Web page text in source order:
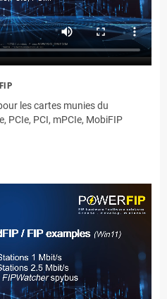
les cartes munies du
PCIe, PCI, mPCIe, MobiFIP